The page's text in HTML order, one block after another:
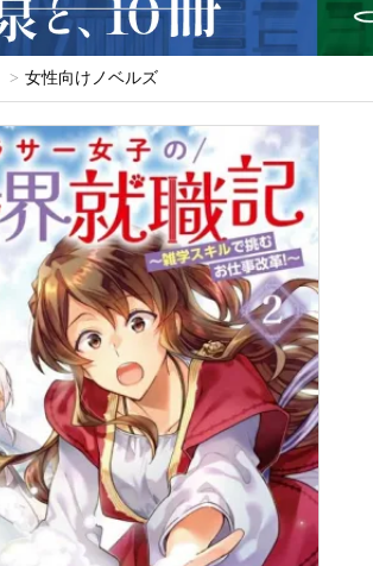
> 女性向けノベルズ